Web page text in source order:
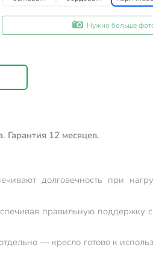
Нужно больше
12 месяцев.
долговечность при
правильную
— кресло готово к